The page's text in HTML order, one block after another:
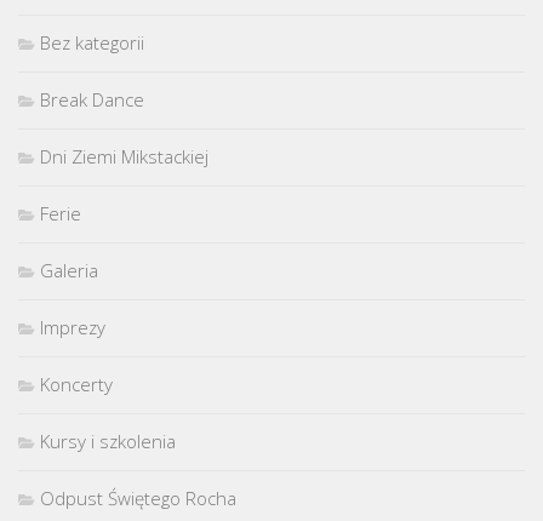
Bez kategorii
Break Dance
Dni Ziemi Mikstackiej
Ferie
Galeria
Imprezy
Koncerty
Kursy i szkolenia
Odpust Świętego Rocha